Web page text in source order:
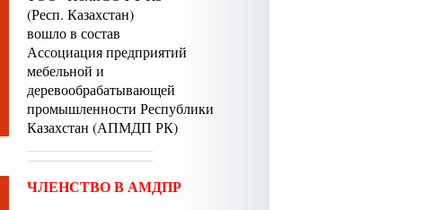
(Респ. Казахстан)
вошло в состав
Ассоциация предприятий
мебельной и
деревообрабатывающей
промышленности Республики
Казахстан (АПМДП РК)
ЧЛЕНСТВО В АМДПР